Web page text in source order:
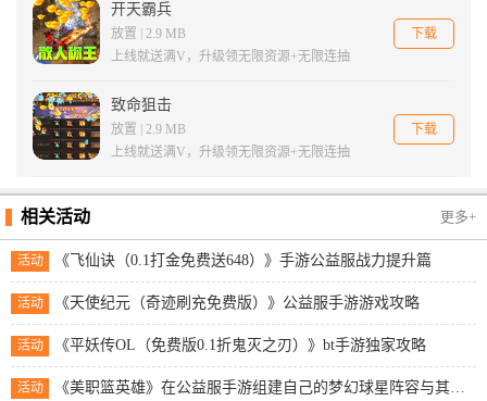
开天霸兵
放置 | 2.9 MB
上线就送满V，升级领无限资源+无限连抽
下载
致命狙击
放置 | 2.9 MB
上线就送满V，升级领无限资源+无限连抽
下载
相关活动 更多+
活动 《飞仙诀（0.1打金免费送648）》手游公益服战力提升篇
活动 《天使纪元（奇迹刷充免费版）》公益服手游游戏攻略
活动 《平妖传OL（免费版0.1折鬼灭之刃）》bt手游独家攻略
活动 《美职篮英雄》在公益服手游组建自己的梦幻球星阵容与其他玩家展开实时对抗！